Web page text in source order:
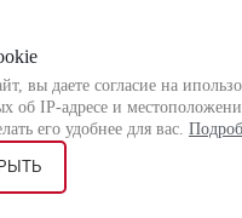
вы даете согласие на
об IP-адресе и
его удобнее для вас.
Бьюти
бирки, ленты